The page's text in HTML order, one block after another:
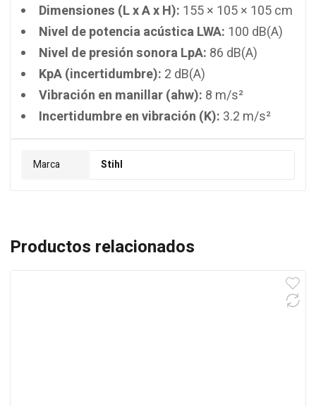
Dimensiones (L x A x H): 155 × 105 × 105 cm
Nivel de potencia acústica LWA: 100 dB(A)
Nivel de presión sonora LpA: 86 dB(A)
KpA (incertidumbre): 2 dB(A)
Vibración en manillar (ahw): 8 m/s²
Incertidumbre en vibración (K): 3.2 m/s²
Marca Stihl
Productos relacionados